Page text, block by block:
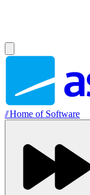
//Home of Software